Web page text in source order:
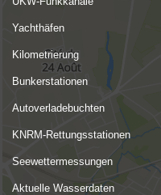
Yachthäfen
Kilometrierung
Bunkerstationen
Autoverladebuchten
KNRM-Rettungsstationen
Seewettermessungen
Aktuelle Wasserdaten